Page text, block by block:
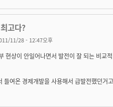
고다?
11/28 - 12:47오후
현상이 안일어나면서 발전이 잘 되는 비교
들여온 경제개발을 사용해서 급발전했던거